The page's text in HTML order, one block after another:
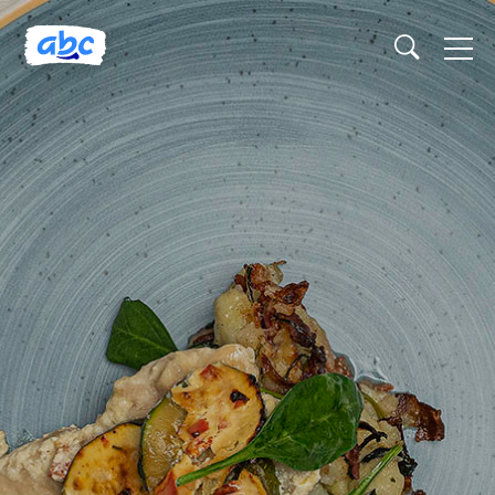
Naslovnica